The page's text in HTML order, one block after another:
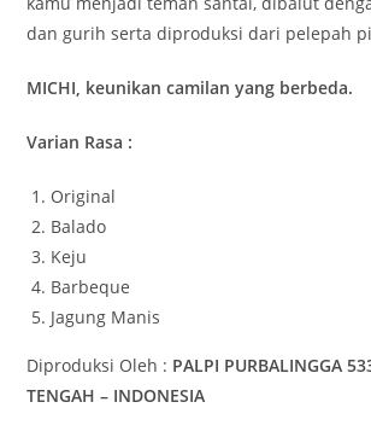
dan gurih serta diproduksi dari pelepah
MICHI, keunikan camilan yang berbeda.
Varian Rasa :
Original
Balado
Keju
Barbeque
Jagung Manis
Diproduksi Oleh : PALPI PURBALINGGA
TENGAH – INDONESIA